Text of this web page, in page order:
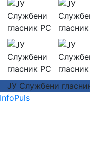
ЈУ Службени
InfoPuls